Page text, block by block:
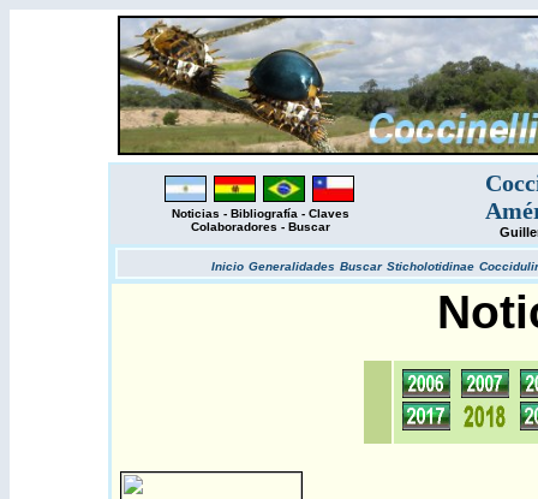
Noticias - Bibliografía - Claves
Colaboradores - Buscar
Inicio Generalidades Buscar Sticholotidinae